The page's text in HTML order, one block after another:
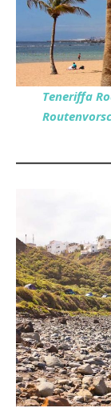
Teneriffa